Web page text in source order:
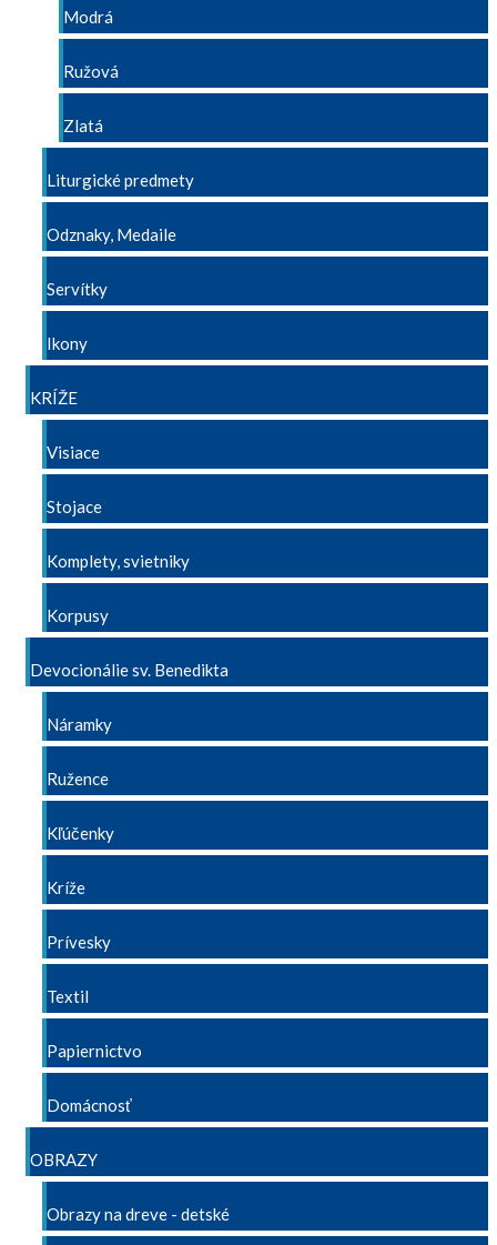
Modrá
Ružová
Zlatá
Liturgické predmety
Odznaky, Medaile
Servítky
Ikony
KRÍŽE
Visiace
Stojace
Komplety, svietniky
Korpusy
Devocionálie sv. Benedikta
Náramky
Ružence
Kľúčenky
Kríže
Prívesky
Textil
Papiernictvo
Domácnosť
OBRAZY
Obrazy na dreve - detské